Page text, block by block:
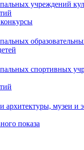
учреждений
спортивных
архитектуры, музеи и
показа